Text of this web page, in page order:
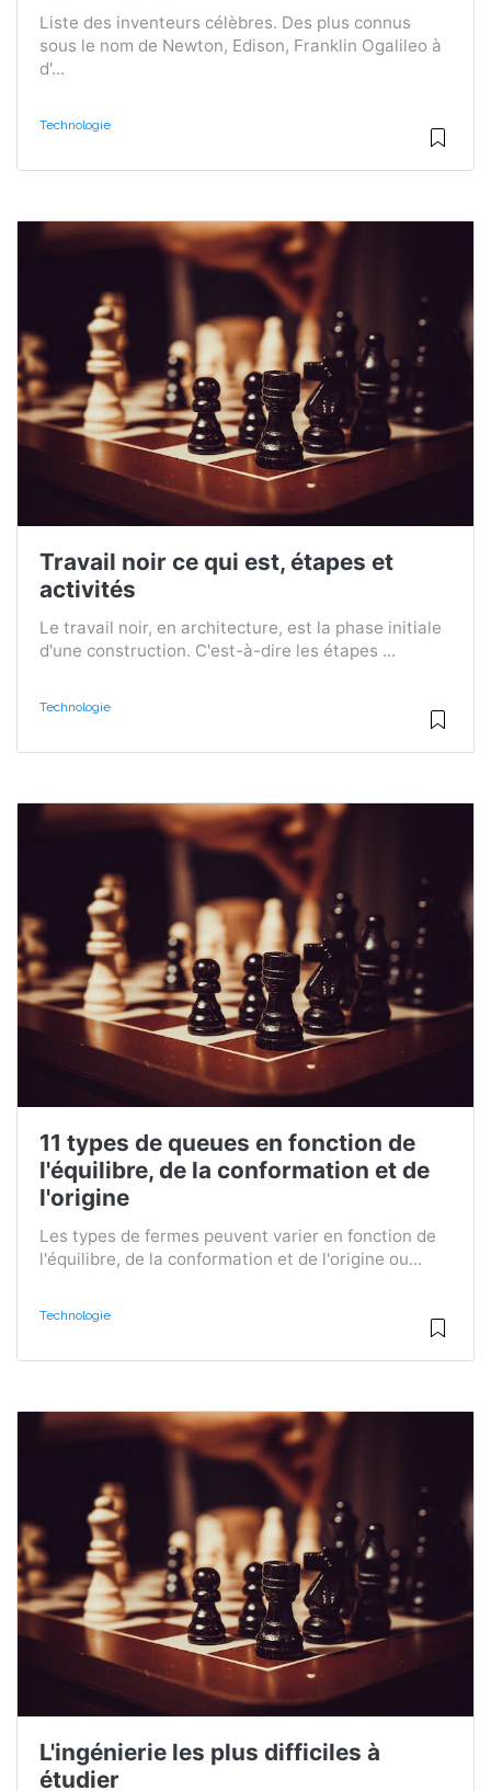
Liste des inventeurs célèbres. Des plus connus
sous le nom de Newton, Edison, Franklin Ogalileo à
d'...
Technologie
Travail noir ce qui est, étapes et
activités
Le travail noir, en architecture, est la phase initiale
d'une construction. C'est-à-dire les étapes ...
Technologie
11 types de queues en fonction de
l'équilibre, de la conformation et de
l'origine
Les types de fermes peuvent varier en fonction de
l'équilibre, de la conformation et de l'origine ou...
Technologie
L'ingénierie les plus difficiles à
étudier